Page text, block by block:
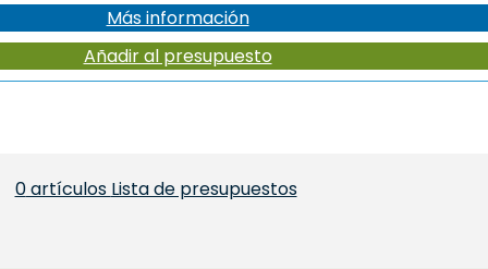
Más información
Añadir al presupuesto
0artículos Lista de presupuestos